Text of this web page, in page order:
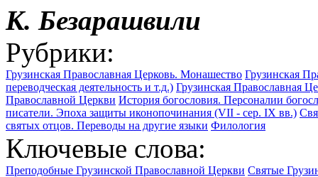
К. Безарашвили
Рубрики:
Грузинская Православная Церковь. Монашество Грузинская
переводческая деятельность и т.д.) Грузинская Православная
Православной Церкви История богословия. Персоналии
писатели. Эпоха защиты иконопочинания (VII - сер. IX вв.)
святых отцов. Переводы на другие языки Филология
Ключевые слова:
Преподобные Грузинской Православной Церкви Святые